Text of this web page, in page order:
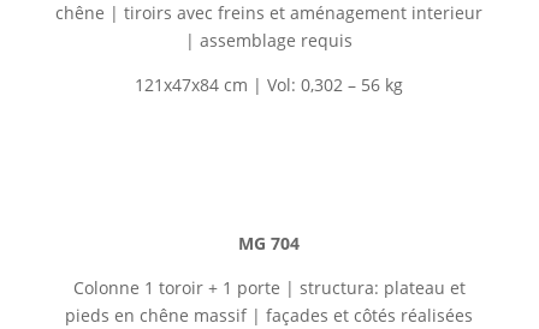
chêne | tiroirs avec freins et aménagement interieur
| assemblage requis
121x47x84 cm | Vol: 0,302 – 56 kg
MG 704
Colonne 1 toroir + 1 porte | structura: plateau et
pieds enchêne massif |façades et côtés réalisées